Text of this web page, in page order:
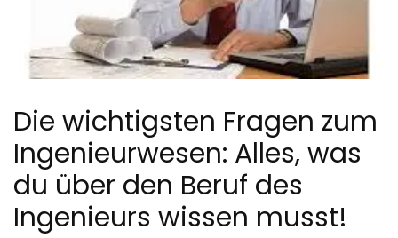
Die wichtigsten Fragen zum
Ingenieurwesen: Alles, was
du über den Beruf des
Ingenieurs wissen musst!